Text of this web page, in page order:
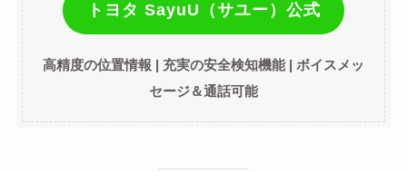
トヨタ SayuU（サユー）公式
高精度の位置情報 | 充実の安全検知機能 | ボイスメッ
セージ＆通話可能